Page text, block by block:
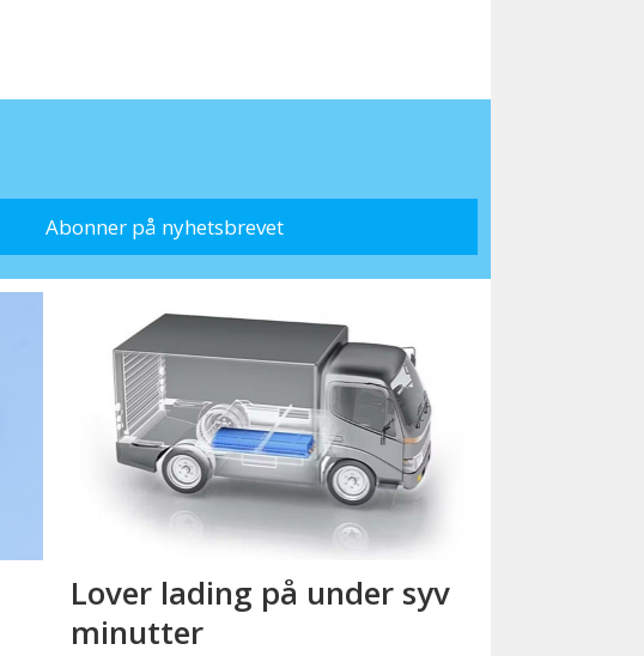
Lover lading på under syv
minutter